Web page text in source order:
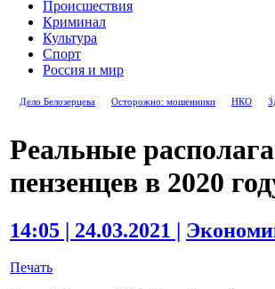
Происшествия
Криминал
Культура
Спорт
Россия и мир
Дело Белозерцева Осторожно: мошенники НКО
Реальные
пензенцев в 2020
14:05 | 24.03.2021 |
Печать